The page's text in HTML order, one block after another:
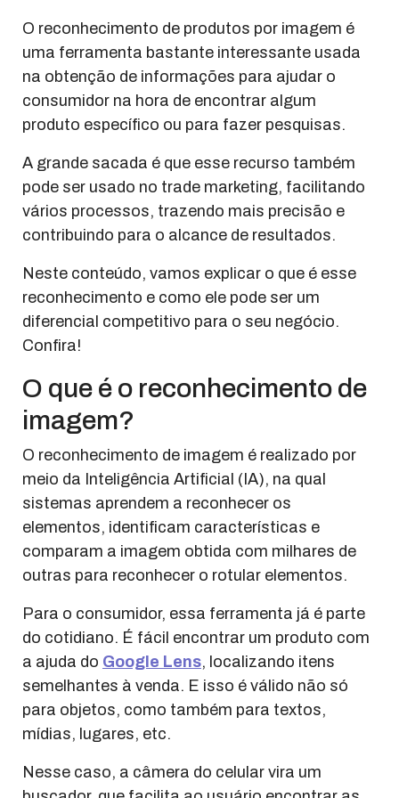
O reconhecimento de produtos por imagem é
uma ferramenta bastante interessante usada
na obtenção de informações para ajudar o
consumidor na hora de encontrar algum
produto específico ou para fazer pesquisas.
A grande sacada é que esse recurso também
pode ser usado no trade marketing, facilitando
vários processos, trazendo mais precisão e
contribuindo para o alcance de resultados.
Neste conteúdo, vamos explicar o que é esse
reconhecimento e como ele pode ser um
diferencial competitivo para o seu negócio.
Confira!
O que é o reconhecimento de
imagem?
O reconhecimento de imagem é realizado por
meio da Inteligência Artificial (IA), na qual
sistemas aprendem a reconhecer os
elementos, identificam características e
comparam a imagem obtida com milhares de
outras para reconhecer o rotular elementos.
Para o consumidor, essa ferramenta já é parte
do cotidiano. É fácil encontrar um produto com
a ajuda do Google Lens, localizando itens
semelhantes à venda. E isso é válido não só
para objetos, como também para textos,
mídias, lugares, etc.
Nesse caso, a câmera do celular vira um